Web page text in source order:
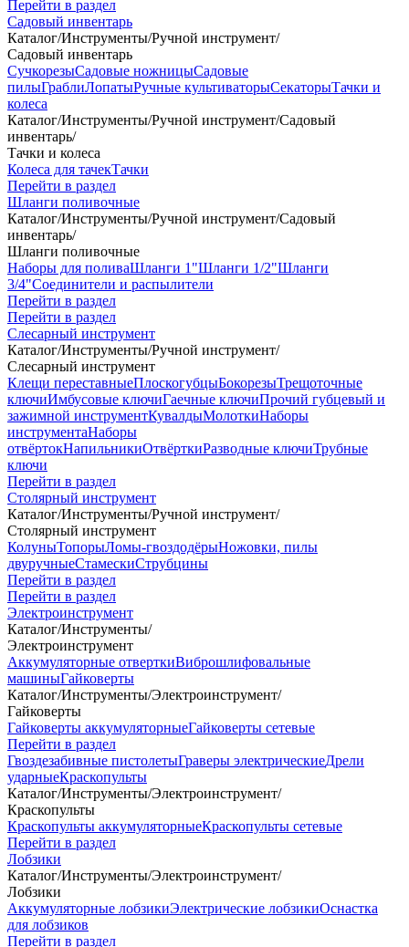
Перейти в раздел
Садовый инвентарь
Каталог/Инструменты/Ручной инструмент/
Садовый инвентарь
СучкорезыСадовые ножницыСадовые
пилыГраблиЛопатыРучные культиваторыСекаторыТачки и
колеса
Каталог/Инструменты/Ручной инструмент/Садовый
инвентарь/
Тачки и колеса
Колеса для тачекТачки
Перейти в раздел
Шланги поливочные
Каталог/Инструменты/Ручной инструмент/Садовый
инвентарь/
Шланги поливочные
Наборы для поливаШланги 1"Шланги 1/2"Шланги
3/4"Соединители и распылители
Перейти в раздел
Перейти в раздел
Слесарный инструмент
Каталог/Инструменты/Ручной инструмент/
Слесарный инструмент
Клещи переставныеПлоскогубцыБокорезыТрещоточные
ключиИмбусовые ключиГаечные ключиПрочий губцевый и
зажимной инструментКувалдыМолоткиНаборы
инструментаНаборы
отвёртокНапильникиОтвёрткиРазводные ключиТрубные
ключи
Перейти в раздел
Столярный инструмент
Каталог/Инструменты/Ручной инструмент/
Столярный инструмент
КолуныТопорыЛомы-гвоздодёрыНожовки, пилы
двуручныеСтамескиСтрубцины
Перейти в раздел
Перейти в раздел
Электроинструмент
Каталог/Инструменты/
Электроинструмент
Аккумуляторные отверткиВиброшлифовальные
машиныГайковерты
Каталог/Инструменты/Электроинструмент/
Гайковерты
Гайковерты аккумуляторныеГайковерты сетевые
Перейти в раздел
Гвоздезабивные пистолетыГраверы электрическиеДрели
ударныеКраскопульты
Каталог/Инструменты/Электроинструмент/
Краскопульты
Краскопульты аккумуляторныеКраскопульты сетевые
Перейти в раздел
Лобзики
Каталог/Инструменты/Электроинструмент/
Лобзики
Аккумуляторные лобзикиЭлектрические лобзикиОснастка
для лобзиков
Перейти в раздел